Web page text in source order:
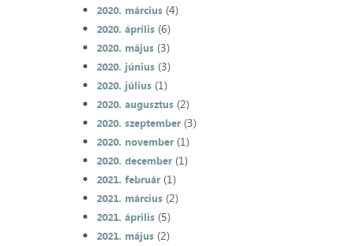
2020. március(4)
2020. április(6)
2020. május(3)
2020. június(3)
2020. július(1)
2020. augusztus(2)
2020. szeptember(3)
2020. november(1)
2020. december(1)
2021. február(1)
2021. március(2)
2021. április(5)
2021. május(2)